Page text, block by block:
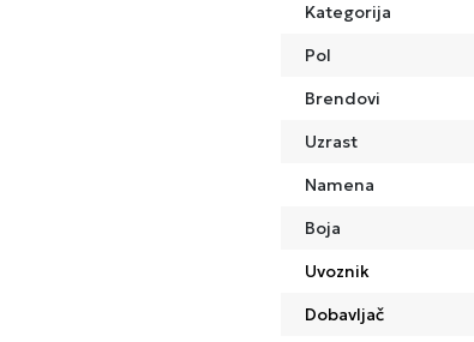
Kategorija
Pol
Brendovi
Uzrast
Namena
Boja
Uvoznik
Dobavljač